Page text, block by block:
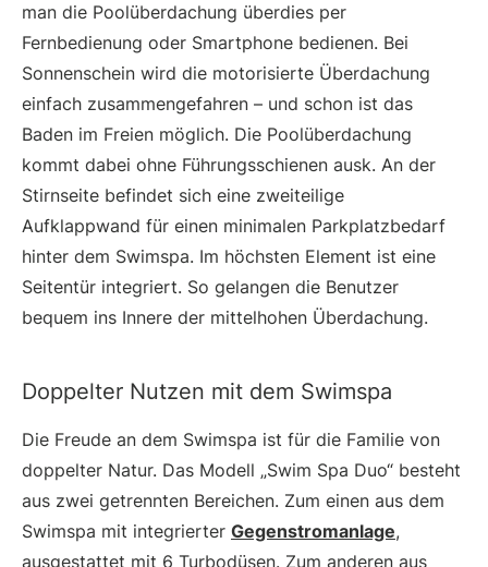
man die Poolüberdachung überdies per
Fernbedienung oder Smartphone bedienen. Bei
Sonnenschein wird die motorisierte Überdachung
einfach zusammengefahren – und schon ist das
Baden im Freien möglich. Die Poolüberdachung
kommt dabei ohne Führungsschienen ausk. An der
Stirnseite befindet sich eine zweiteilige
Aufklappwand für einen minimalen Parkplatzbedarf
hinter dem Swimspa. Im höchsten Element ist eine
Seitentür integriert. So gelangen die Benutzer
bequem ins Innere der mittelhohen Überdachung.
Doppelter Nutzen mit dem Swimspa
Die Freude an dem Swimspa ist für die Familie von
doppelter Natur. Das Modell „Swim Spa Duo“ besteht
aus zwei getrennten Bereichen. Zum einen aus dem
Swimspa mit integrierter Gegenstromanlage,
ausgestattet mit 6 Turbodüsen. Zum anderen aus